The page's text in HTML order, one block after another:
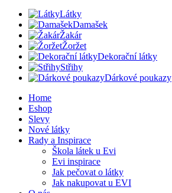
Látky
Damašek
Žakár
Žoržet
Dekorační látky
Střihy
Dárkové poukazy
Home
Eshop
Slevy
Nové látky
Rady a Inspirace
Škola látek u Evi
Evi inspirace
Jak pečovat o látky
Jak nakupovat u EVI